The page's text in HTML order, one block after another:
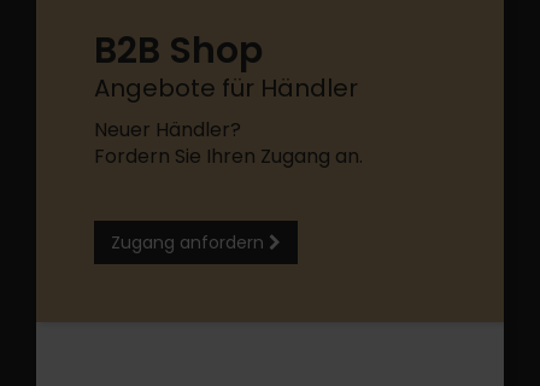
B2B Shop
Angebote für Händler
Neuer Händler?
Fordern Sie Ihren Zugang an.
Zugang anfordern